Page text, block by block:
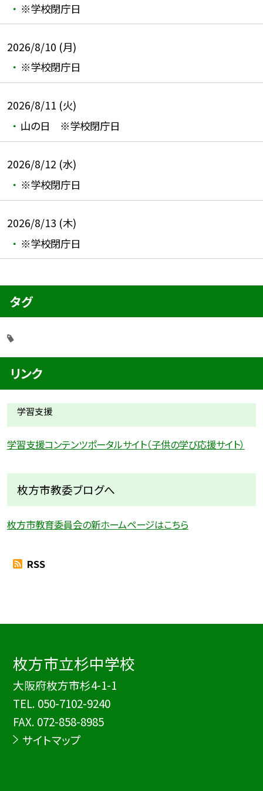
※学校閉庁日
2026/8/10 (月)
※学校閉庁日
2026/8/11 (火)
山の日 ※学校閉庁日
2026/8/12 (水)
※学校閉庁日
2026/8/13 (木)
※学校閉庁日
タグ
リンク
学習支援
学習支援コンテンツポータルサイト（子供の学び応援サイト）
枚方市教委ブログへ
枚方市教育委員会の新ホームページはこちら
RSS
枚方市立杉中学校
大阪府枚方市杉4-1-1
TEL. 050-7102-9240
FAX. 072-858-8985
サイトマップ